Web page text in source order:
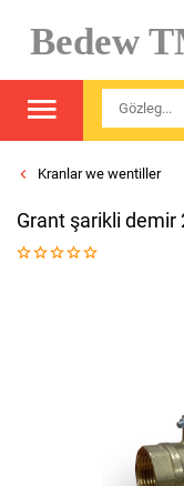
Bedew
Kranlar we wentiller
Grant şarikli demir